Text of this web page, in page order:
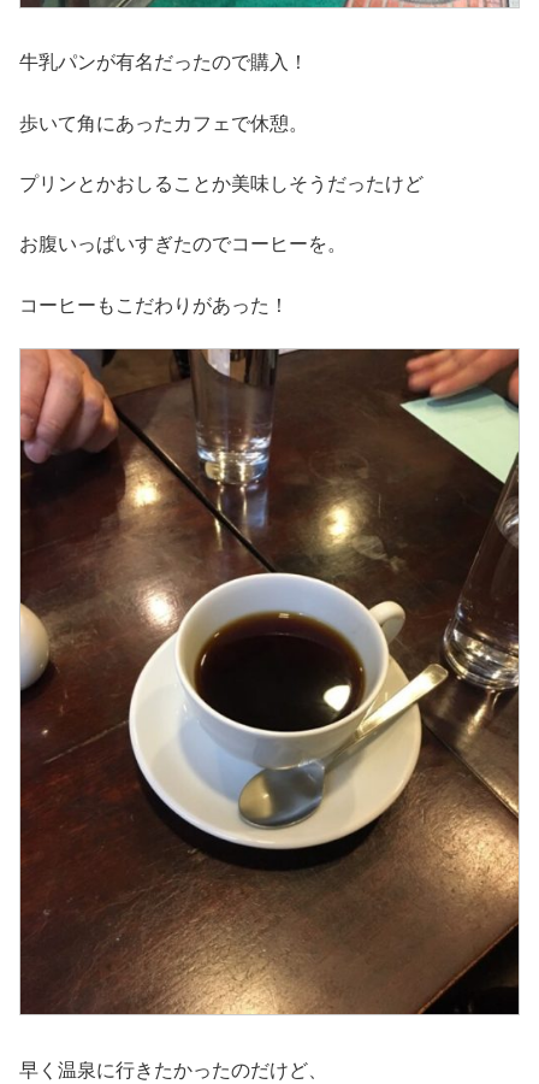
牛乳パンが有名だったので購入！
歩いて角にあったカフェで休憩。
プリンとかおしることか美味しそうだったけど
お腹いっぱいすぎたのでコーヒーを。
コーヒーもこだわりがあった！
早く温泉に行きたかったのだけど、